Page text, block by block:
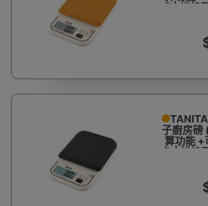
色| 烘焙
子廚房磅
算功能 +
色 | 烘焙